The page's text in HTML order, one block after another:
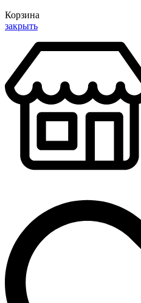
Корзина
закрыть